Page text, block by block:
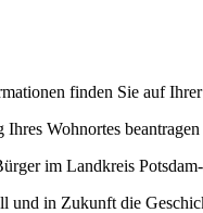
finden Sie auf
Wohnortes
im Landkreis
in Zukunft die